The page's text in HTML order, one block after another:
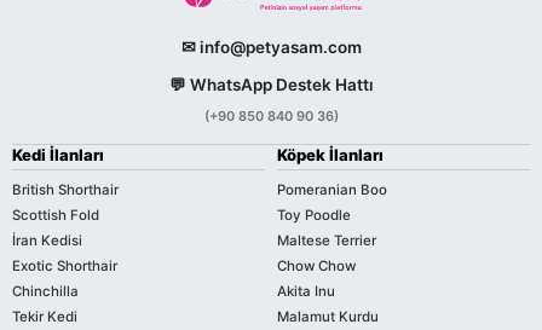
✉ info@petyasam.com
💬 WhatsApp Destek Hattı
(+90 850 840 90 36)
Kedi İlanları
British Shorthair
Scottish Fold
İran Kedisi
Exotic Shorthair
Chinchilla
Tekir Kedi
Köpek İlanları
Pomeranian Boo
Toy Poodle
Maltese Terrier
Chow Chow
Akita Inu
Malamut Kurdu